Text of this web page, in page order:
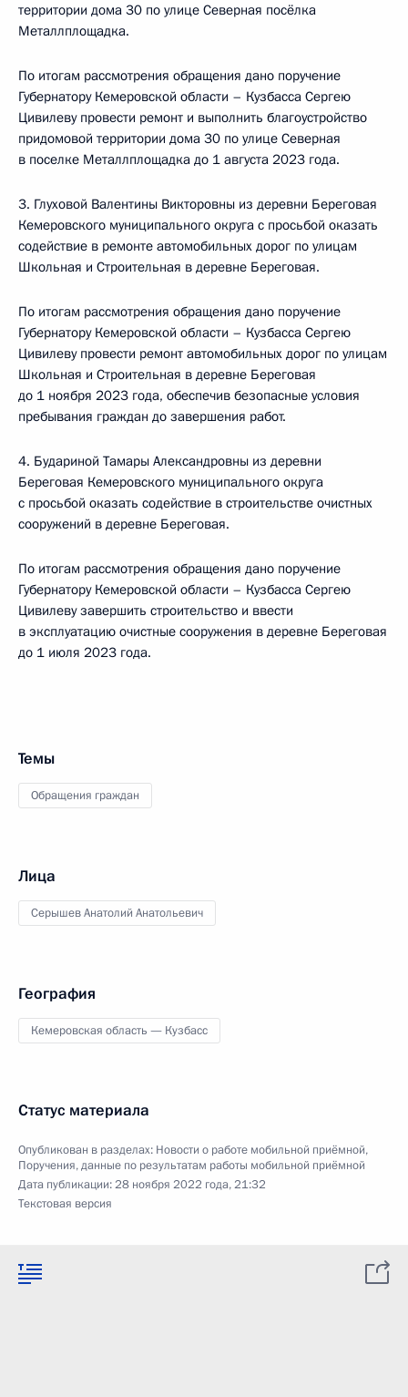
территории дома 30 по улице Северная посёлка
Металлплощадка.
По итогам рассмотрения обращения дано поручение
Губернатору Кемеровской области – Кузбасса Сергею
Цивилеву провести ремонт и выполнить благоустройство
придомовой территории дома 30 по улице Северная
в поселке Металлплощадка до 1 августа 2023 года.
3. Глуховой Валентины Викторовны из деревни Береговая
Кемеровского муниципального округа с просьбой оказать
содействие в ремонте автомобильных дорог по улицам
Школьная и Строительная в деревне Береговая.
По итогам рассмотрения обращения дано поручение
Губернатору Кемеровской области – Кузбасса Сергею
Цивилеву провести ремонт автомобильных дорог по улицам
Школьная и Строительная в деревне Береговая
до 1 ноября 2023 года, обеспечив безопасные условия
пребывания граждан до завершения работ.
4. Будариной Тамары Александровны из деревни
Береговая Кемеровского муниципального округа
с просьбой оказать содействие в строительстве очистных
сооружений в деревне Береговая.
По итогам рассмотрения обращения дано поручение
Губернатору Кемеровской области – Кузбасса Сергею
Цивилеву завершить строительство и ввести
в эксплуатацию очистные сооружения в деревне Береговая
до 1 июля 2023 года.
Темы
Обращения граждан
Лица
Серышев Анатолий Анатольевич
География
Кемеровская область — Кузбасс
Статус материала
Опубликован в разделах: Новости о работе мобильной приёмной,
Поручения, данные по результатам работы мобильной приёмной
Дата публикации:28 ноября 2022 года, 21:32
Текстовая версия